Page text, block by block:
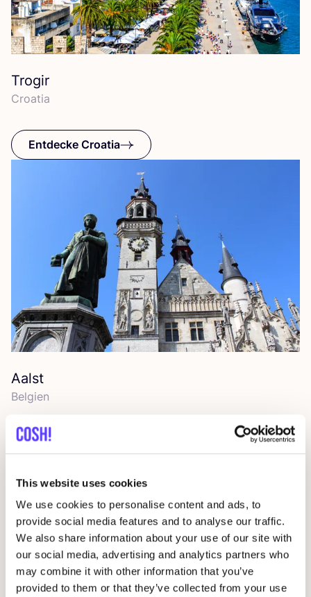
This website uses cookies
We use cookies to personalise content and ads, to
provide social media features and to analyse our traffic.
We also share information about your use of our site with
our social media, advertising and analytics partners who
may combine it with other information that you’ve
provided to them or that they’ve collected from your use
Trogir
Croa­tia
Entdecke Croatia
Aalst
Bel­gi­en